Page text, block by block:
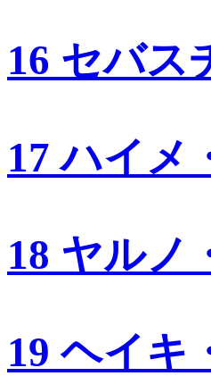
16 セバス
17 ハイメ
18 ヤルノ
19 ヘイキ